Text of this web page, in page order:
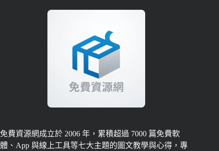
免費資源網成立於 2006 年，累積超過 7000 篇免費軟
體、App 與線上工具等七大主題的圖文教學與心得，專